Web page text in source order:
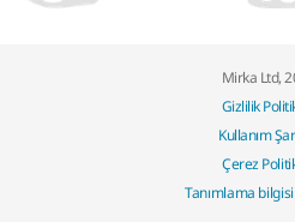
Mirka Ltd,
Gizlilik
Kullanım
Çerez
Tanımlama